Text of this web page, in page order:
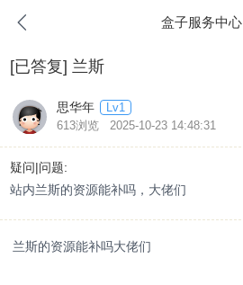
盒子服务中心
[已答复] 兰斯
思华年
Lv1
613浏览 2025-10-23 14:48:31
疑问|问题:
站内兰斯的资源能补吗，大佬们
兰斯的资源能补吗大佬们